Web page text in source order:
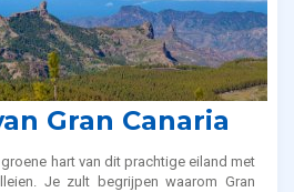
Gran Canaria
hart van dit prachtige eiland met
Je zult begrijpen waarom Gran